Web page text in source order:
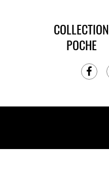
COLLECTION
POCHE